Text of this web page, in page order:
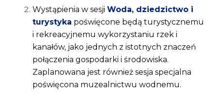
Wystąpienia w sesji Woda, dziedzictwo i
turystyka poświęcone będą turystycznemu
i rekreacyjnemu wykorzystaniu rzek i
kanałów, jako jednych z istotnych znaczeń
połączenia gospodarki i środowiska.
Zaplanowana jest również sesja specjalna
poświęcona muzealnictwu wodnemu.